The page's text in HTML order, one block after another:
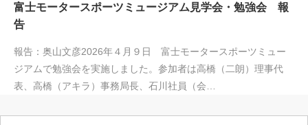
富士モータースポーツミュージアム見学会・勉強会 報
告
報告：奥山文彦2026年４月９日 富士モータースポーツミュー
ジアムで勉強会を実施しました。参加者は高橋（二朗）理事代
表、高橋（アキラ）事務局長、石川社員（会…